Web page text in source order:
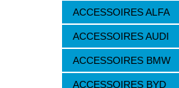
ACCESSOIRES ALFA
ACCESSOIRES AUDI
ACCESSOIRES BMW
ACCESSOIRES BYD